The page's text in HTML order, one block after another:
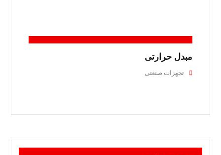
مبدل حرارتی
تجهزات صنعتی